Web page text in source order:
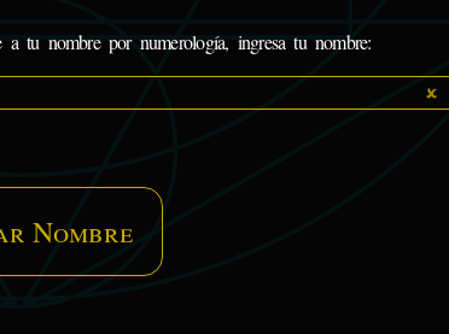
a tu nombre por numerología, ingresa tu nombre:
Nombre